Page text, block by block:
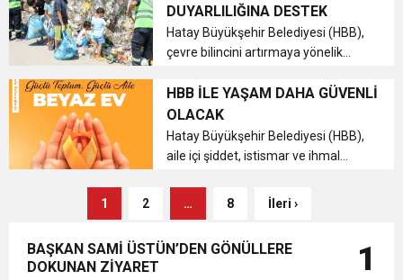
Özgün, Kent Lokantası aracılığıyla
sporcuların yemek ihtiyacını
karşılamaya hazı...
DUYARLILIĞINA DESTEK
Hatay Büyükşehir Belediyesi (HBB),
çevre bilincini artırmaya yönelik
HBB İLE YAŞAM DAHA GÜVENLİ
OLACAK
Hatay Büyükşehir Belediyesi (HBB),
aile içi şiddet, istismar ve ihmal
amacıyla çok yönlü bir destek
1 2 … 8 İleri ›
BAŞKAN SAMİ ÜSTÜN’DEN GÖNÜLLERE
DOKUNAN ZİYARET
1